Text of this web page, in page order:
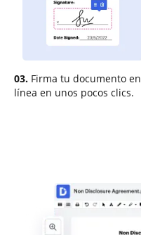
03. Firma tu documento en
línea en unos pocos clics.